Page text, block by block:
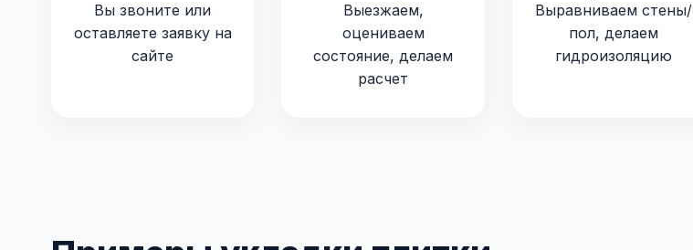
Вы звоните или
оставляете заявку на
сайте
Выезжаем,
оцениваем
состояние, делаем
расчет
Выравниваем стены/
пол, делаем
гидроизоляцию